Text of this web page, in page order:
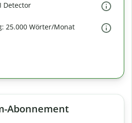
Detector
: 25.000 Wörter/Monat
Abonnement